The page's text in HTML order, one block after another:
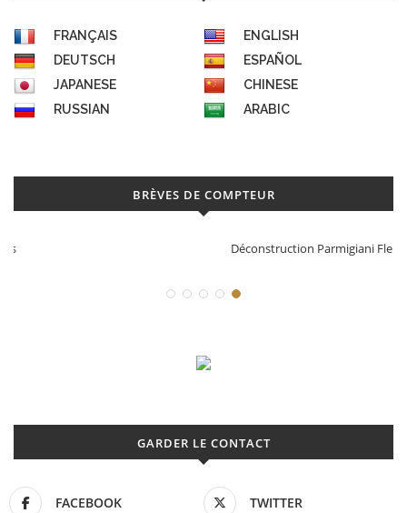
FRANÇAIS
ENGLISH
DEUTSCH
ESPAÑOL
JAPANESE
CHINESE
RUSSIAN
ARABIC
BRÈVES DE COMPTEUR
Déconstruction Parmigiani Fleurier
GARDER LE CONTACT
FACEBOOK TWITTER